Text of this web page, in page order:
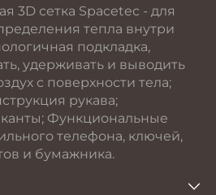
3D сетка Spacetec - для
тепла внутри
подкладка,
удерживать и выводить
с поверхности тела;
рукава;
Функциональные
телефона, ключей,
и бумажника.